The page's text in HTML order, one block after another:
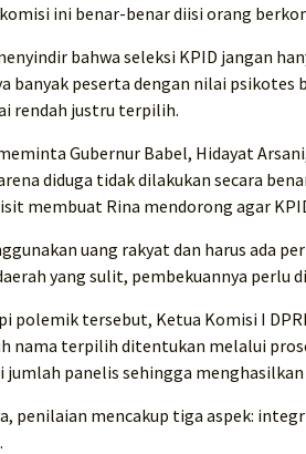
ini benar-benar diisi orang
bahwa seleksi KPID jangan
banyak peserta dengan nilai
rendah justru terpilih.
Gubernur Babel, Hidayat
diduga tidak dilakukan secara
membuat Rina mendorong agar
uang rakyat dan harus ada
yang sulit, pembekuannya perlu
polemik tersebut, Ketua Komisi I
nama terpilih ditentukan melalui
jumlah panelis sehingga
penilaian mencakup tiga aspek: